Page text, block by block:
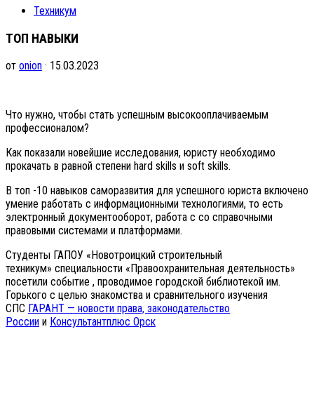
Техникум
ТОП НАВЫКИ
от onion · 15.03.2023
Что нужно, чтобы стать успешным высокооплачиваемым
профессионалом?
Как показали новейшие исследования, юристу необходимо
прокачать в равной степени hard skills и soft skills.
В топ -10 навыков саморазвития для успешного юриста включено
умение работать с информационными технологиями, то есть
электронный документооборот, работа с со справочными
правовыми системами и платформами.
Студенты ГАПОУ «Новотроицкий строительный
техникум» специальности «Правоохранительная деятельность»
посетили событие , проводимое городской библиотекой им.
Горького с целью знакомства и сравнительного изучения
СПС ГАРАНТ — новости права, законодательство
России и Консультантплюс Орск